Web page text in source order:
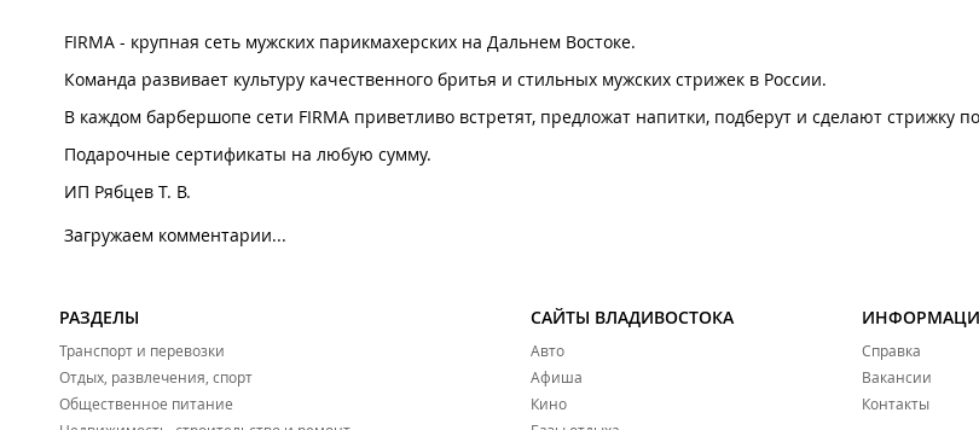
FIRMA - крупная сеть мужских парикмахерских на Дальнем Востоке.
Команда развивает культуру качественного бритья и стильных мужских стрижек в России.
В каждом барбершопе сети FIRMA приветливо встретят, предложат напитки, подберут и сделают стрижку
Подарочные сертификаты на любую сумму.
ИП Рябцев Т. В.
Загружаем комментарии...
РАЗДЕЛЫ
Транспорт и перевозки
Отдых, развлечения, спорт
Общественное питание
САЙТЫ ВЛАДИВОСТОКА
Авто
Афиша
Кино
Справка
Вакансии
Контакты